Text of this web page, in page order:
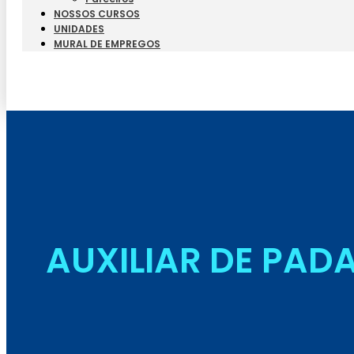
NOSSOS CURSOS
UNIDADES
MURAL DE EMPREGOS
AUXILIAR DE